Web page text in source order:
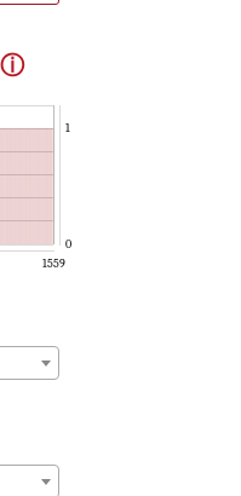
ⓘ
1559
0
1